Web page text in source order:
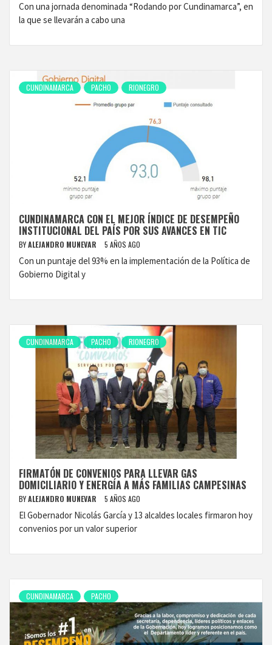
Con una jornada denominada “Rodando por Cundinamarca”, en
la que se llevarán a cabo una
CUNDINAMARCA PACHO RIONEGRO
CUNDINAMARCA CON EL MEJOR ÍNDICE DE DESEMPEÑO
INSTITUCIONAL DEL PAÍS POR SUS AVANCES EN TIC
BYALEJANDRO MUNEVAR 5 AÑOS AGO
Con un puntaje del 93% en la implementación de la Política de
Gobierno Digital y
CUNDINAMARCA PACHO RIONEGRO
FIRMATÓN DE CONVENIOS PARA LLEVAR GAS
DOMICILIARIO Y ENERGÍA A MÁS FAMILIAS CAMPESINAS
BYALEJANDRO MUNEVAR 5 AÑOS AGO
El Gobernador Nicolás García y 13 alcaldes locales firmaron hoy
convenios por un valor superior
CUNDINAMARCA PACHO